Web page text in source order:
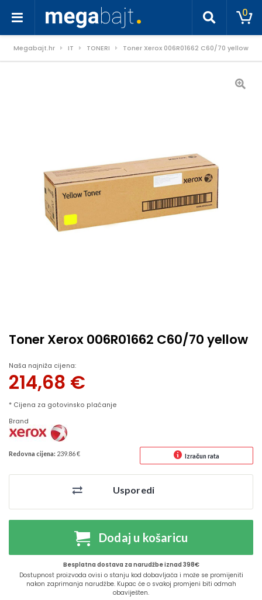
0
Megabajt.hr IT TONERI Toner Xerox 006R01662 C60/70 yellow
Toner Xerox 006R01662 C60/70 yellow
Naša najniža cijena:
214,68 €
* Cijena za gotovinsko plaćanje
Brand
Redovna cijena: 239.86 € Izračun rata
Usporedi
Dodaj u košaricu
Besplatna dostava za narudžbe iznad 398€
Dostupnost proizvoda ovisi o stanju kod dobavljača i može se promijeniti
nakon zaprimanja narudžbe. Kupac će o svakoj promjeni biti odmah
obaviješten.